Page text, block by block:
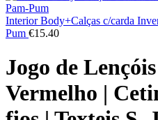
Interior Body+Calças c/carda
Pum €15.40
Jogo de
Vermelho |